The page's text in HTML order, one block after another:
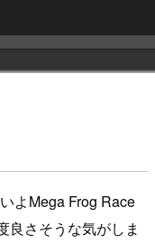
よMega Frog Race
良さそうな気がしま